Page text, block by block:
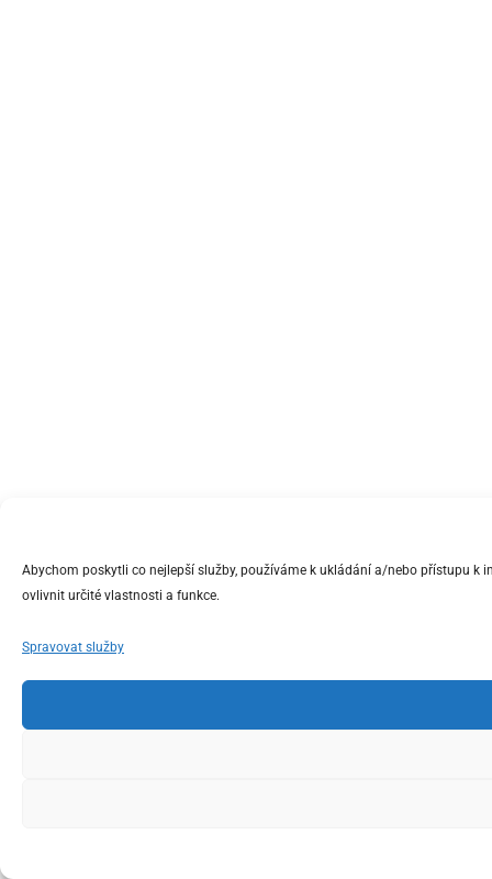
Abychom poskytli co nejlepší služby, používáme k ukládání a/nebo přístupu
ovlivnit určité vlastnosti a funkce.
Spravovat služby